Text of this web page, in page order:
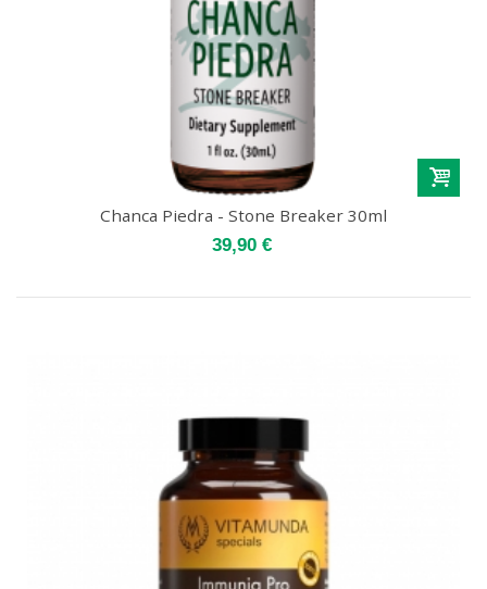
Chanca Piedra - Stone Breaker 30ml
39,90 €